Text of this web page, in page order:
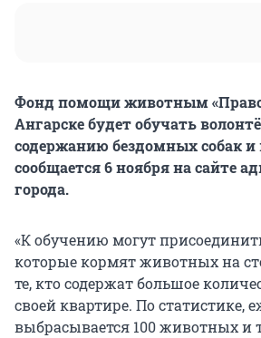
Фонд помощи животным
Ангарске будет обучать
содержанию бездомных собак и
сообщается 6 ноября на сайте
города.
«К обучению могут
которые кормят животных на
те, кто содержат большое
своей квартире. По статистике,
выбрасывается 100 животных и